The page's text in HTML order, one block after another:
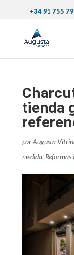
+34 91 755
tienda
porAugusta
medida, Reformas